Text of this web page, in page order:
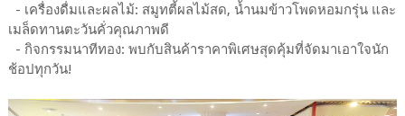
- ​เครื่องดื่มและผลไม้: สมูทตี้ผลไม้สด, น้ำนมข้าวโพดหอมกรุ่น และ
เมล็ดทานตะวันคั่วคุณภาพดี
- ​กิจกรรมนาทีทอง: พบกับสินค้าราคาพิเศษสุดคุ้มที่จัดมาเอาใจนัก
ช้อปทุกวัน!